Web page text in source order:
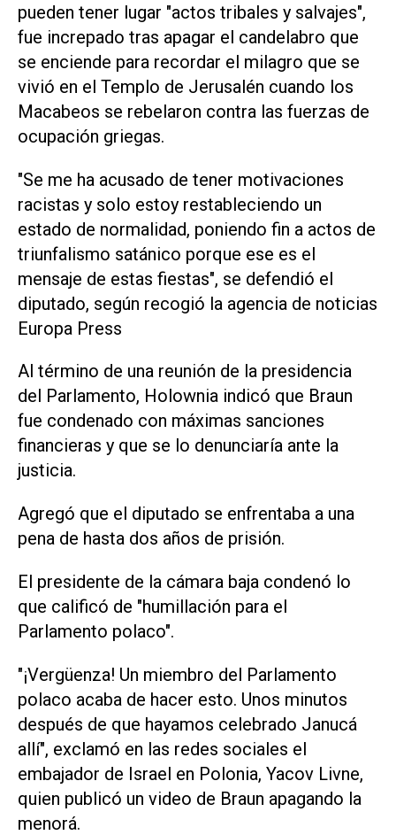
pueden tener lugar "actos tribales y salvajes",
fue increpado tras apagar el candelabro que
se enciende para recordar el milagro que se
vivió en el Templo de Jerusalén cuando los
Macabeos se rebelaron contra las fuerzas de
ocupación griegas.
"Se me ha acusado de tener motivaciones
racistas y solo estoy restableciendo un
estado de normalidad, poniendo fin a actos de
triunfalismo satánico porque ese es el
mensaje de estas fiestas", se defendió el
diputado, según recogió la agencia de noticias
Europa Press
Al término de una reunión de la presidencia
del Parlamento, Holownia indicó que Braun
fue condenado con máximas sanciones
financieras y que se lo denunciaría ante la
justicia.
Agregó que el diputado se enfrentaba a una
pena de hasta dos años de prisión.
El presidente de la cámara baja condenó lo
que calificó de "humillación para el
Parlamento polaco".
"¡Vergüenza! Un miembro del Parlamento
polaco acaba de hacer esto. Unos minutos
después de que hayamos celebrado Janucá
allí", exclamó en las redes sociales el
embajador de Israel en Polonia, Yacov Livne,
quien publicó un video de Braun apagando la
menorá.